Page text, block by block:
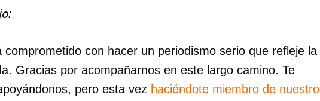
con hacer un periodismo serio que refleje la
Gracias por acompañarnos en este largo camino. Te
pero esta vez haciéndote miembro de nuestro